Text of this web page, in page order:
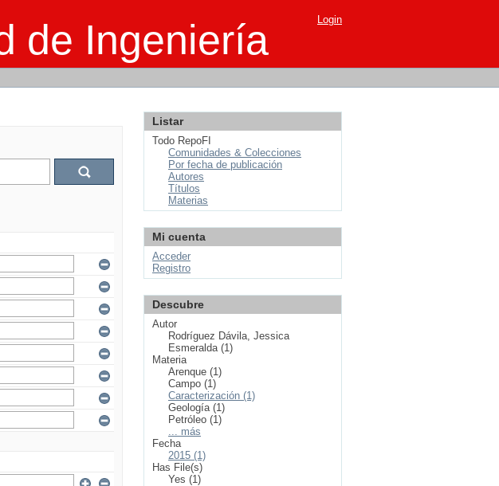
de Ingeniería Login
Listar
Todo RepoFI
Comunidades & Colecciones
Por fecha de publicación
Autores
Títulos
Materias
Mi cuenta
Acceder
Registro
Descubre
Autor
Rodríguez Dávila, Jessica
Esmeralda (1)
Materia
Arenque (1)
Campo (1)
Caracterización (1)
Geología (1)
Petróleo (1)
... más
Fecha
2015 (1)
Has File(s)
Yes (1)